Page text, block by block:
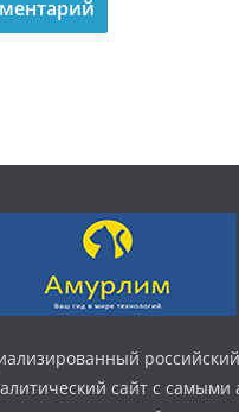
российский
сайт с самыми